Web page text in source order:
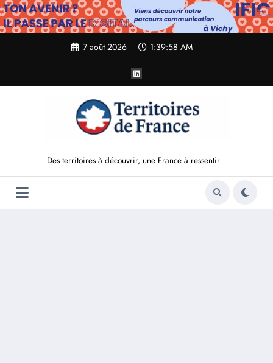
Aller
au
contenu
7 août 2026 1:39:59 AM
Des territoires à découvrir, une France à ressentir